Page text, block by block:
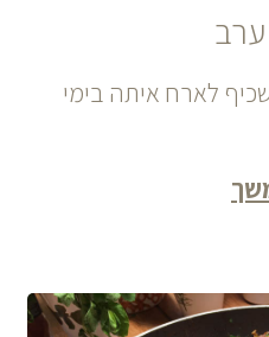
לארח איתה בימי